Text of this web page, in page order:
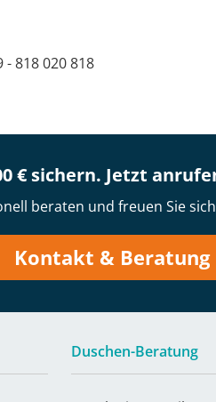
818 020 818
€ sichern. Jetzt
beraten und freuen Sie
Kontakt & Beratung
Duschen-Beratung